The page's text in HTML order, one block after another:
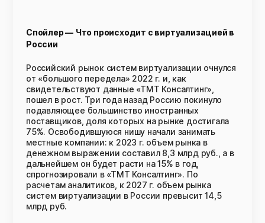
Спойлер — Что происходит с виртуализацией в
России
Российский рынок систем виртуализации очнулся
от «большого передела» 2022 г. и, как
свидетельствуют данные «ТМТ Консалтинг»,
пошел в рост. Три года назад Россию покинуло
подавляющее большинство иностранных
поставщиков, доля которых на рынке достигала
75%. Освободившуюся нишу начали занимать
местные компании: к 2023 г. объем рынка в
денежном выражении составил 8,3 млрд руб., а в
дальнейшем он будет расти на 15% в год,
спрогнозировали в «ТМТ Консалтинг». По
расчетам аналитиков, к 2027 г. объем рынка
систем виртуализации в России превысит 14,5
млрд руб.